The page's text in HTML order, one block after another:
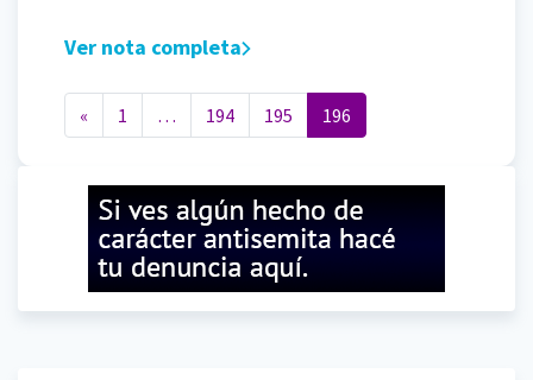
Ver nota completa
Navegación de entradas
« 1 … 194 195 196